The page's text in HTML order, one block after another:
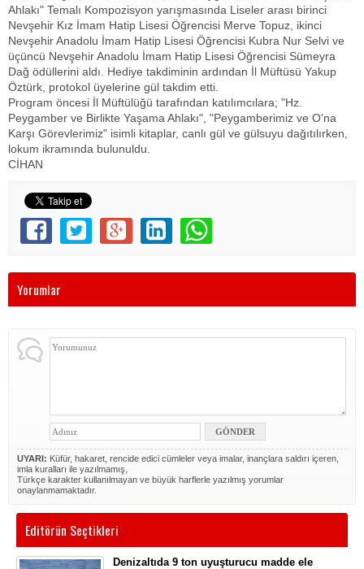
Ahlakı" Temalı Kompozisyon yarışmasında Liseler arası birinci
Nevşehir Kız İmam Hatip Lisesi Öğrencisi Merve Topuz, ikinci
Nevşehir Anadolu İmam Hatip Lisesi Öğrencisi Kubra Nur Selvi ve
üçüncü Nevşehir Anadolu İmam Hatip Lisesi Öğrencisi Sümeyra
Dağ ödüllerini aldı. Hediye takdiminin ardından İl Müftüsü Yakup
Öztürk, protokol üyelerine gül takdim etti.
Program öncesi İl Müftülüğü tarafından katılımcılara; "Hz.
Peygamber ve Birlikte Yaşama Ahlakı", "Peygamberimiz ve O'na
Karşı Görevlerimiz" isimli kitaplar, canlı gül ve gülsuyu dağıtılırken,
lokum ikramında bulunuldu.
CİHAN
Yorumlar
UYARI: Küfür, hakaret, rencide edici cümleler veya imalar, inançlara saldırı içeren,
imla kuralları ile yazılmamış,
Türkçe karakter kullanılmayan ve büyük harflerle yazılmış yorumlar
onaylanmamaktadır.
Editörün Seçtikleri
Denizaltıda 9 ton uyuşturucu madde ele